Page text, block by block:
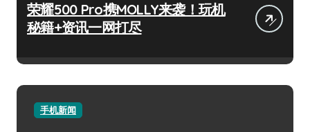
荣耀500 Pro携MOLLY来袭！玩机
秘籍+资讯一网打尽
手机新闻